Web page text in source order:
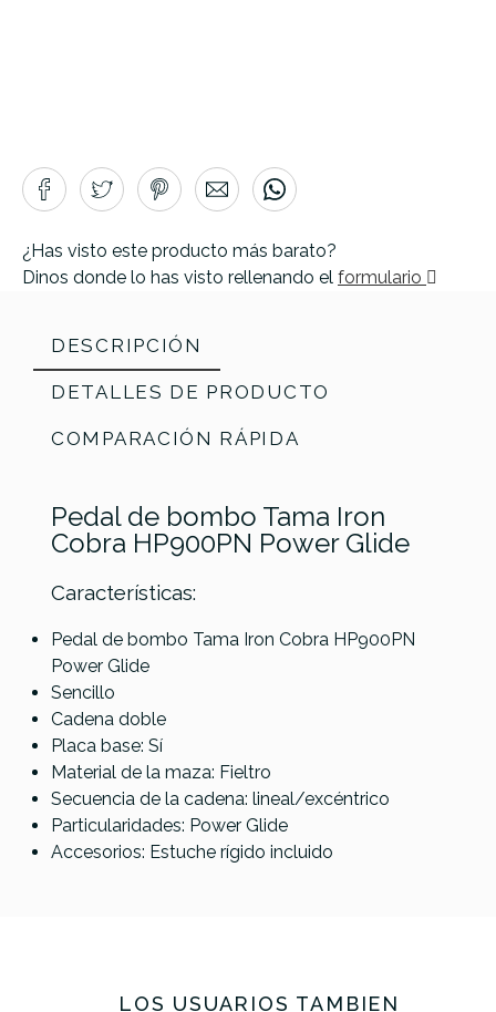
¿Has visto este producto más barato?
Dinos donde lo has visto rellenando el formulario
DESCRIPCIÓN
DETALLES DE PRODUCTO
COMPARACIÓN RÁPIDA
Pedal de bombo Tama Iron
Cobra HP900PN Power Glide
Características:
Pedal de bombo Tama Iron Cobra HP900PN
Power Glide
Sencillo
Cadena doble
Placa base: Sí­
Material de la maza: Fieltro
Secuencia de la cadena: lineal/excéntrico
Particularidades: Power Glide
Accesorios: Estuche rígido incluido
Referencia
DW 5000 AH4 Pedal
bombo
Mapex P600TW Pedal
Bombo Doble
LOS USUARIOS TAMBIÉN